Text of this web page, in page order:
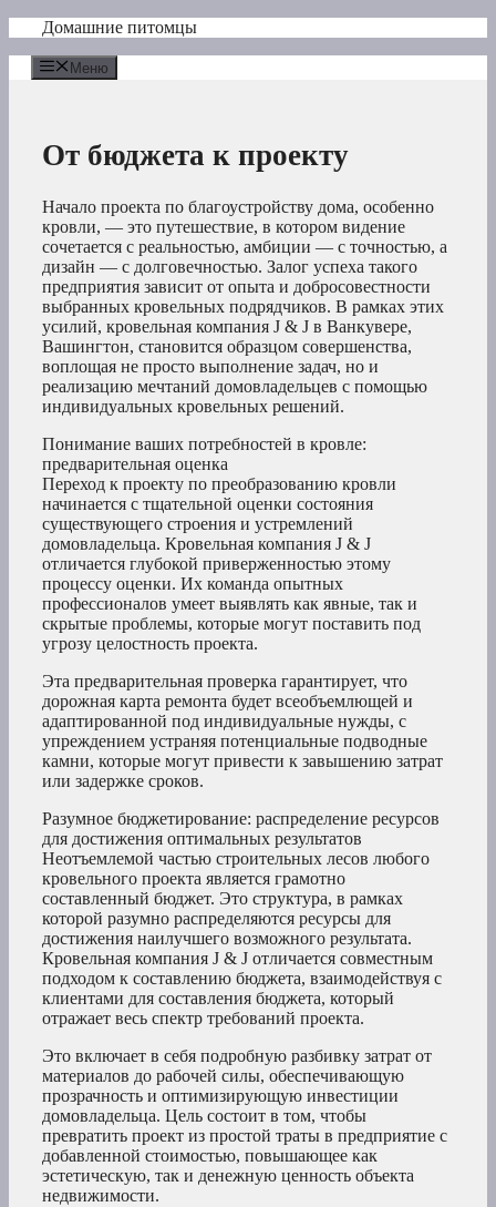
Перейти
содержимому
Домашние питомцы
Меню
От бюджета к проекту
Начало проекта по благоустройству дома, особенно
кровли, — это путешествие, в котором видение
сочетается с реальностью, амбиции — с точностью, а
дизайн — с долговечностью. Залог успеха такого
предприятия зависит от опыта и добросовестности
выбранных кровельных подрядчиков. В рамках этих
усилий, кровельная компания J & J в Ванкувере,
Вашингтон, становится образцом совершенства,
воплощая не просто выполнение задач, но и
реализацию мечтаний домовладельцев с помощью
индивидуальных кровельных решений.
Понимание ваших потребностей в кровле:
предварительная оценка
Переход к проекту по преобразованию кровли
начинается с тщательной оценки состояния
существующего строения и устремлений
домовладельца. Кровельная компания J & J
отличается глубокой приверженностью этому
процессу оценки. Их команда опытных
профессионалов умеет выявлять как явные, так и
скрытые проблемы, которые могут поставить под
угрозу целостность проекта.
Эта предварительная проверка гарантирует, что
дорожная карта ремонта будет всеобъемлющей и
адаптированной под индивидуальные нужды, с
упреждением устраняя потенциальные подводные
камни, которые могут привести к завышению затрат
или задержке сроков.
Разумное бюджетирование: распределение ресурсов
для достижения оптимальных результатов
Неотъемлемой частью строительных лесов любого
кровельного проекта является грамотно
составленный бюджет. Это структура, в рамках
которой разумно распределяются ресурсы для
достижения наилучшего возможного результата.
Кровельная компания J & J отличается совместным
подходом к составлению бюджета, взаимодействуя с
клиентами для составления бюджета, который
отражает весь спектр требований проекта.
Это включает в себя подробную разбивку затрат от
материалов до рабочей силы, обеспечивающую
прозрачность и оптимизирующую инвестиции
домовладельца. Цель состоит в том, чтобы
превратить проект из простой траты в предприятие с
добавленной стоимостью, повышающее как
эстетическую, так и денежную ценность объекта
недвижимости.